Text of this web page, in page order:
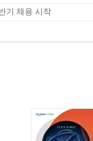
기 채용 시작